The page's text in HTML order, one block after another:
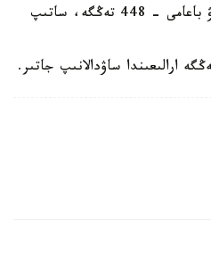
ال، استانا قالاسى بويىنشا ساتۋ باعامى - 448 تەڭگە، ساتىپ